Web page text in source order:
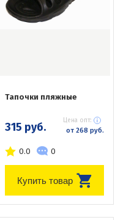
Тапочки пляжные
315 руб. Цена опт:
от 268 руб.
0.0 0
Купить товар